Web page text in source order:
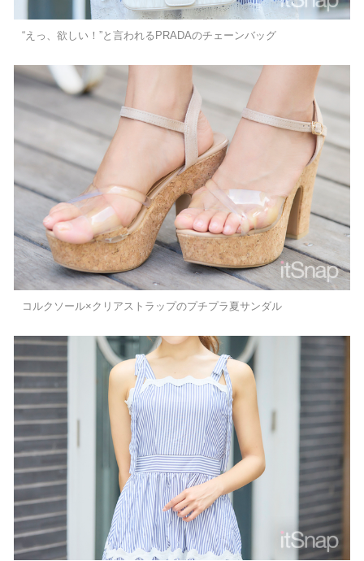
“えっ、欲しい！”と言われるPRADAのチェーンバッグ
コルクソール×クリアストラップのプチプラ夏サンダル